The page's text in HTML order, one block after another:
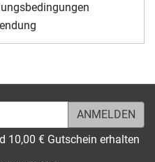
10,00 € Gutschein erhalten